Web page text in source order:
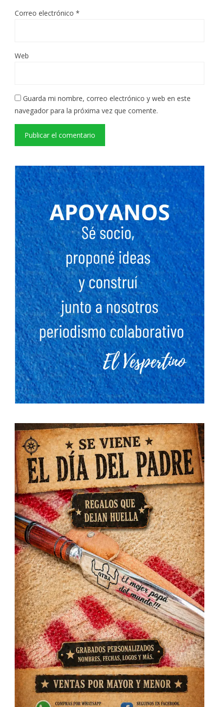
Correo electrónico *
Web
Guarda mi nombre, correo electrónico y web en este
navegador para la próxima vez que comente.